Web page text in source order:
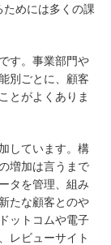
めには多くの課
す。事業部門や
別ごとに、顧客
とがよくありま
しています。構
増加は言うまで
タを管理、組み
たな顧客とのや
ットコムや電子
レビューサイト